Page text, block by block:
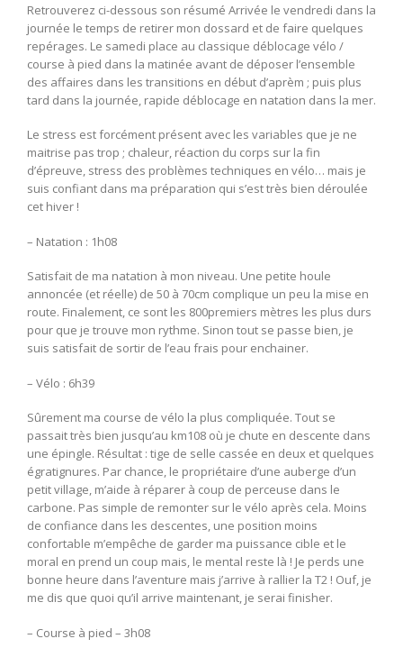
Retrouverez ci-dessous son résumé Arrivée le vendredi dans la
journée le temps de retirer mon dossard et de faire quelques
repérages. Le samedi place au classique déblocage vélo /
course à pied dans la matinée avant de déposer l’ensemble
des affaires dans les transitions en début d’aprèm ; puis plus
tard dans la journée, rapide déblocage en natation dans la mer.
Le stress est forcément présent avec les variables que je ne
maitrise pas trop ; chaleur, réaction du corps sur la fin
d’épreuve, stress des problèmes techniques en vélo… mais je
suis confiant dans ma préparation qui s’est très bien déroulée
cet hiver !
– Natation : 1h08
Satisfait de ma natation à mon niveau. Une petite houle
annoncée (et réelle) de 50 à 70cm complique un peu la mise en
route. Finalement, ce sont les 800premiers mètres les plus durs
pour que je trouve mon rythme. Sinon tout se passe bien, je
suis satisfait de sortir de l’eau frais pour enchainer.
– Vélo : 6h39
Sûrement ma course de vélo la plus compliquée. Tout se
passait très bien jusqu’au km108 où je chute en descente dans
une épingle. Résultat : tige de selle cassée en deux et quelques
égratignures. Par chance, le propriétaire d’une auberge d’un
petit village, m’aide à réparer à coup de perceuse dans le
carbone. Pas simple de remonter sur le vélo après cela. Moins
de confiance dans les descentes, une position moins
confortable m’empêche de garder ma puissance cible et le
moral en prend un coup mais, le mental reste là ! Je perds une
bonne heure dans l’aventure mais j’arrive à rallier la T2 ! Ouf, je
me dis que quoi qu’il arrive maintenant, je serai finisher.
– Course à pied – 3h08